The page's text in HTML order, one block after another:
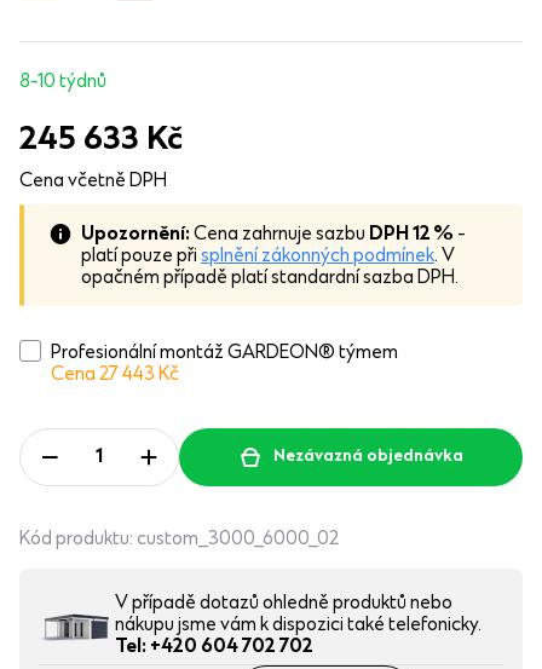
8-10 týdnů
245 633 Kč
Cena včetně DPH
Upozornění: Cena zahrnuje sazbu DPH 12 % -
platí pouze při splnění zákonných podmínek. V
opačném případě platí standardní sazba DPH.
Profesionální montáž GARDEON® týmem
Cena 27 443 Kč
Nezávazná objednávka
Kód produktu: custom_3000_6000_02
V případě dotazů ohledně produktů nebo
nákupu jsme vám k dispozici také telefonicky.
Tel: +420 604 702 702